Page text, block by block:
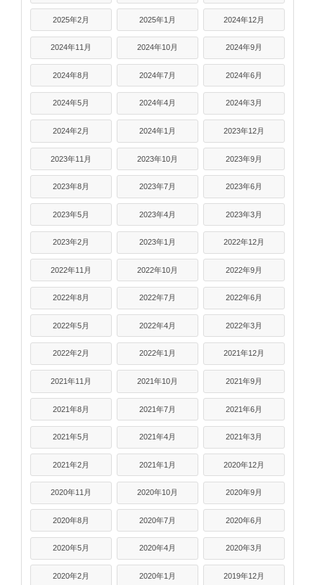
2025年2月 2025年1月 2024年12月
2024年11月 2024年10月 2024年9月
2024年8月 2024年7月 2024年6月
2024年5月 2024年4月 2024年3月
2024年2月 2024年1月 2023年12月
2023年11月 2023年10月 2023年9月
2023年8月 2023年7月 2023年6月
2023年5月 2023年4月 2023年3月
2023年2月 2023年1月 2022年12月
2022年11月 2022年10月 2022年9月
2022年8月 2022年7月 2022年6月
2022年5月 2022年4月 2022年3月
2022年2月 2022年1月 2021年12月
2021年11月 2021年10月 2021年9月
2021年8月 2021年7月 2021年6月
2021年5月 2021年4月 2021年3月
2021年2月 2021年1月 2020年12月
2020年11月 2020年10月 2020年9月
2020年8月 2020年7月 2020年6月
2020年5月 2020年4月 2020年3月
2020年2月 2020年1月 2019年12月